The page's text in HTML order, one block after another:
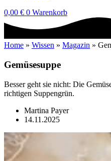
0,00 € 0 Warenkorb
Home » Wissen » Magazin »
Gemüsesuppe
Besser geht sie nicht: Die
richtigen Suppengrün.
Martina Payer
14.11.2025